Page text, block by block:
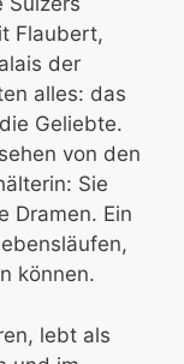
Flaubert,
der
alles: das
Geliebte.
von den
Sie
Dramen. Ein
können.
lebt als